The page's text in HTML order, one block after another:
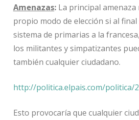
Amenazas:La principal amenaza
propio modo de elección si al final
sistema de primarias a la
los militantes y simpatizantes
también cualquier ciudadano.
http://politica.elpais.com/politica/
Esto provocaría que cualquier